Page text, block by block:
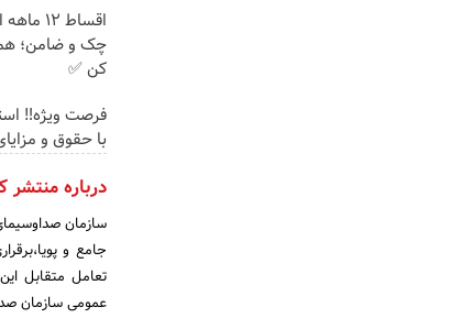
اقساط
چک و ضامن؛
کن ✅
فرصت ویژه‼️
با حقوق و
درباره منتشر
سازمان
جامع و
تعامل متقابل
عمومی سازمان